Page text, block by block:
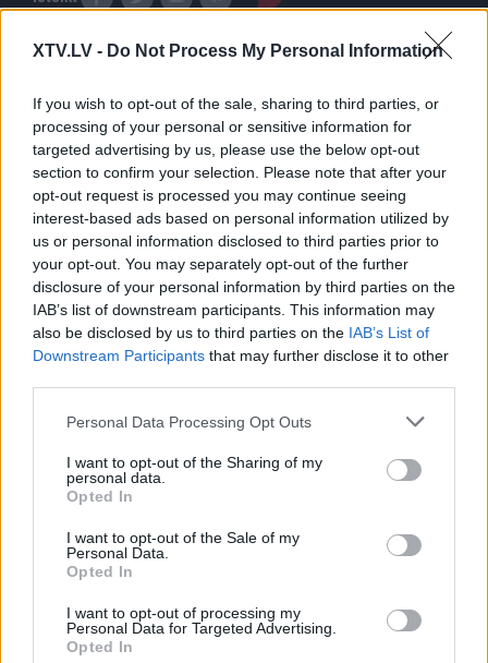
XTV.LV - Do Not Process My Personal Information
If you wish to opt-out of the sale, sharing to third parties, or
processing of your personal or sensitive information for
targeted advertising by us, please use the below opt-out
section to confirm your selection. Please note that after your
opt-out request is processed you may continue seeing
interest-based ads based on personal information utilized by
us or personal information disclosed to third parties prior to
your opt-out. You may separately opt-out of the further
disclosure of your personal information by third parties on the
IAB’s list of downstream participants. This information may
also be disclosed by us to third parties on the IAB’s List of
Downstream Participants that may further disclose it to other
Please note that this website/app uses one or more Google
not limited to your visit or usage behaviour. You may click to
grant or deny consent to Google and its third-party tags to
use your data for below specified purposes in below Google
consent section.
Personal Data Processing Opt Outs
I want to opt-out of the Sharing of my
personal data.
Opted In
I want to opt-out of the Sale of my
Personal Data.
Opted In
I want to opt-out of processing my
Personal Data for Targeted Advertising.
Opted In
Pilni raidījumi
00:02:31
Aizsardzības ministrija
inovāciju un moderno
2021. gada 25. janvāris
00:02:18
Latvijas un Somijas
parakstīja līgumu par
bruņumašīnu izstrādi
00:26:00